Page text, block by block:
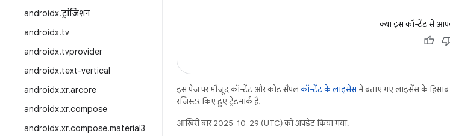
androidx.ट्रांज़िशन
androidx.tv
androidx.tvprovider
androidx.text-vertical
androidx.xr.arcore
androidx.xr.compose
androidx.xr.compose.material3
क्या इस कॉन्टेंट से
इस पेज पर मौजूद कॉन्टेंट और कोड सैंपलकॉन्टेंट के लाइसेंसमें बताए गए लाइसेंस के
रजिस्टर किए हुए ट्रेडमार्क हैं.
आखिरी बार 2025-10-29 (UTC) को अपडेट किया गया.